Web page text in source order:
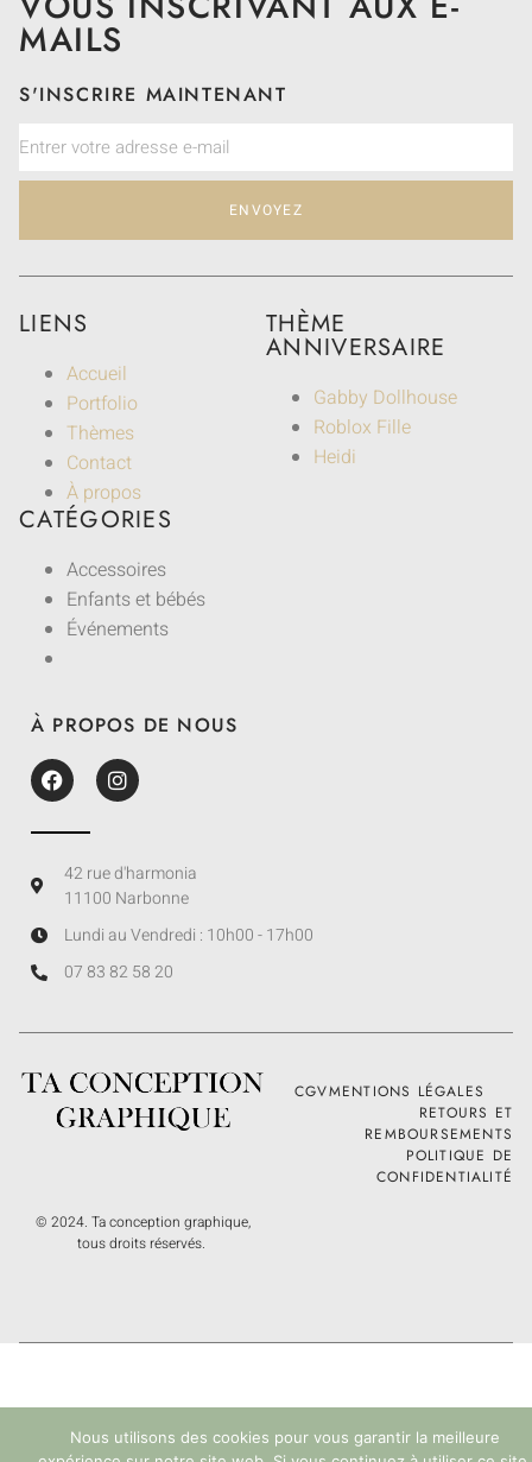
MAILS
S'INSCRIRE MAINTENANT
ENVOYEZ
LIENS
Accueil
Portfolio
Thèmes
Contact
À propos
THÈME
ANNIVERSAIRE
Gabby Dollhouse
Roblox Fille
Heidi
CATÉGORIES
Accessoires
Enfants et bébés
Événements
À PROPOS DE NOUS
42 rue d'harmonia
11100 Narbonne
Lundi au Vendredi : 10h00 - 17h00
07 83 82 58 20
CGVMENTIONS LÉGALES
RETOURS ET
REMBOURSEMENTS
POLITIQUE DE
CONFIDENTIALITÉ
© 2024. Ta conception graphique,
tous droits réservés.
Nous utilisons des cookies pour vous garantir la meilleure